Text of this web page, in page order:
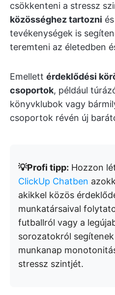
csökkenteni a stressz
közösséghez tartozni
tevékenységek is
teremteni az életedben
Emellett érdeklődési
csoportok, például
könyvklubok vagy
csoportok révén új
💡Profi tipp: Hozzon
ClickUp Chatben
akikkel közös
munkatársaival
futballról vagy a
sorozatokról
munkanap
stressz szintjét.